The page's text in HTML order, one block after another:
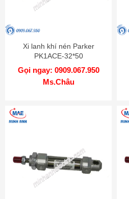
Xi lanh khí nén Parker
PK1ACE-32*50
Gọi ngay: 0909.067.950
Ms.Châu